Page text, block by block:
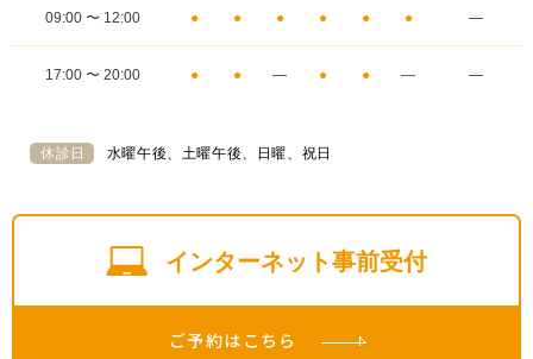
09:00 〜 12:00 ● ● ● ● ● ● ―
17:00 〜 20:00 ● ● ― ● ● ― ―
休診日 水曜午後、土曜午後、日曜、祝日
インターネット事前受付
ご予約はこちら